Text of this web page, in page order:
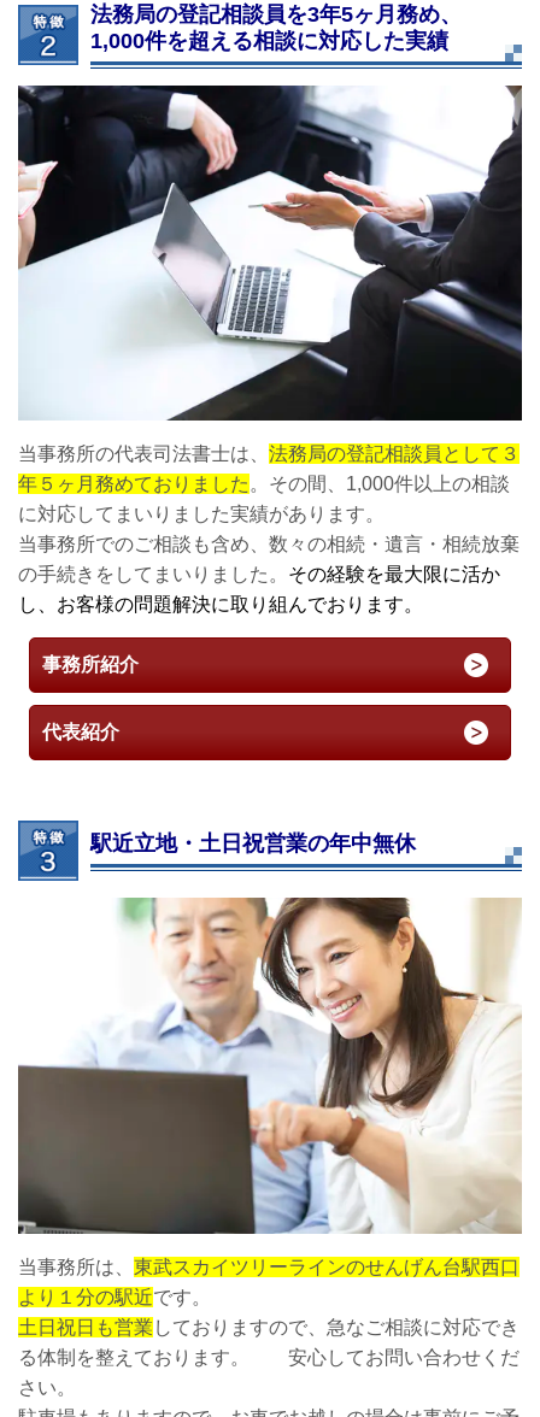
法務局の登記相談員を3年5ヶ月務め、
1,000件を超える相談に対応した実績
当事務所の代表司法書士は、 法務局の登記相談員として３
年５ヶ月務めておりました。その間、1,000件以上の相談
に対応してまいりました実績があります。
当事務所でのご相談も含め、数々の相続・遺言・相続放棄
の手続きをしてまいりました。 その経験を最大限に活か
し、お客様の問題解決に取り組んでおります。
事務所紹介
代表紹介
駅近立地・土日祝営業の年中無休
当事務所は、 東武スカイツリーラインのせんげん台駅西口
より１分の駅近です。
土日祝日も営業 しておりますので、急なご相談に対応でき
る体制を整えております。 安心してお問い合わせくだ
さい。